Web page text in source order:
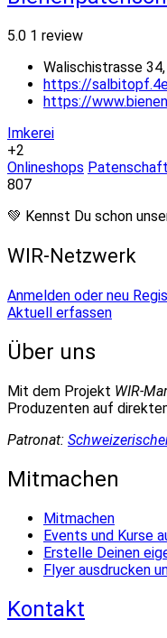
5.0 1 review
Walischistrasse
https://
https://
Imkerei
+2
Onlineshops
807
💚 Kennst Du schon
WIR-Netzwerk
Anmelden oder neu
Aktuell erfassen
Über uns
Mit dem Projekt WIR-
Produzenten auf
Patronat:
Mitmachen
Mitmachen
Events und Kurse
Erstelle Deinen
Flyer ausdrucken
Kontakt